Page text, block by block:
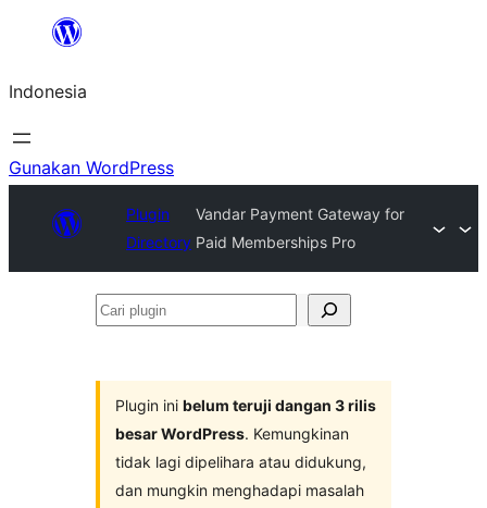
Lewati
konten
Indonesia
Gunakan WordPress
Plugin
Directory
Vandar Payment Gateway for
Paid Memberships Pro
Cari
Plugin ini belum teruji dangan 3 rilis
besar WordPress. Kemungkinan
tidak lagi dipelihara atau didukung,
dan mungkin menghadapi masalah